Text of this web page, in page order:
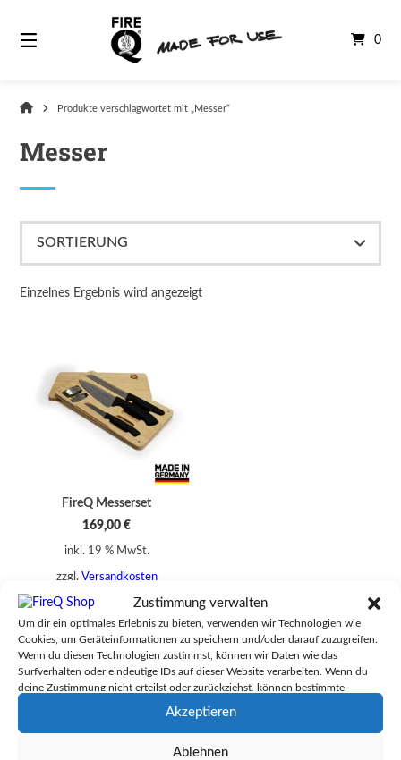
Zustimmung verwalten
Um dir ein optimales Erlebnis zu bieten, verwenden wir Technologien wie
Cookies, um Geräteinformationen zu speichern und/oder darauf zuzugreifen.
Wenn du diesen Technologien zustimmst, können wir Daten wie das
Surfverhalten oder eindeutige IDs auf dieser Website verarbeiten. Wenn du
deine Zustimmung nicht erteilst oder zurückziehst, können bestimmte
Merkmale und Funktionen beeinträchtigt werden.
Akzeptieren
Ablehnen
Inhalt
0
FireQ
Produkte verschlagwortet mit „Messer“
Messer
Einzelnes Ergebnis wird angezeigt
FireQ Messerset
169,00€
inkl. 19 % MwSt.
zzgl. Versandkosten
Lieferzeit:
2-3 Tagen in
Deutschland Versandhinweis
beachten